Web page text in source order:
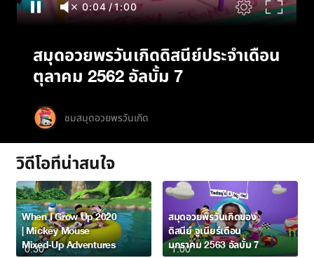
0:04/1:00
สมุดอวยพรวันเกิดดิสนีย์ประจำเดือน
ตุลาคม 2562 อัลบั้ม 7
ชมสมุดอวยพรวันเกิด
วิดีโอที่น่าสนใจ
0:30
When I Grow Up 2020
| Mickey Mouse
Mixed-Up Adventures
1:00
สมุดอวยพรวันเกิดของ
ดิสนีย์ จูเนียร์เดือน
มกราคม 2563 อัลบั้ม 7